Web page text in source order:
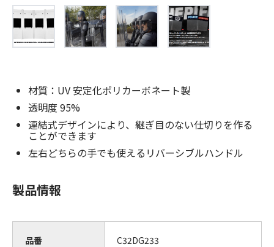
材質：UV 安定化ポリカーボネート製
透明度 95%
連結式デザインにより、継ぎ目のない仕切りを作る
ことができます
左右どちらの手でも使えるリバーシブルハンドル
製品情報
品番 C32DG233